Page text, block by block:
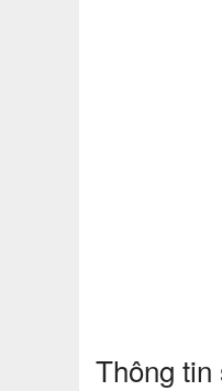
Thông tin